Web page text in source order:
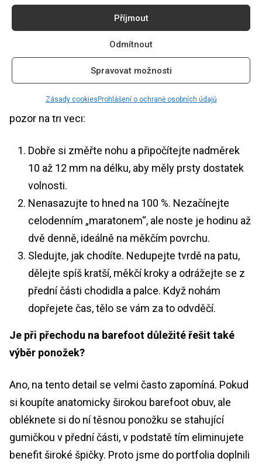
Příjmout
Odmítnout
Spravovat možnosti
Zásady cookiesProhlášení o ochraně osobních údajů
Moje první a nejdůležitější rada zní: jděte na to
pomalu a poslouchejte svétělo
barefoot je pro svaly velká změna, něco jako
nečekaná návštěva fitka. Pokud bych měla poradit
lidsky, jako kamarádka kamarádce, dala bych si
pozor na tři věci:
Dobře si změřte nohu a připočítejte nadměrek
10 až 12 mm na délku, aby měly prsty dostatek
volnosti.
Nenasazujte to hned na 100 %. Nezačínejte
celodenním „maratonem“, ale noste je hodinu až
dvě denně, ideálně na měkčím povrchu.
Sledujte, jak chodíte. Nedupejte tvrdě na patu,
dělejte spíš kratší, měkčí kroky a odrážejte se z
přední části chodidla a palce. Když nohám
dopřejete čas, tělo se vám za to odvděčí.
Je při přechodu na barefoot důležité řešit také
výběr ponožek?
Ano, na tento detail se velmi často zapomíná. Pokud
si koupíte anatomicky širokou barefoot obuv, ale
obléknete si do ní těsnou ponožku se stahující
gumičkou v přední části, v podstatě tím eliminujete
benefit široké špičky. Proto jsme do portfolia doplnili